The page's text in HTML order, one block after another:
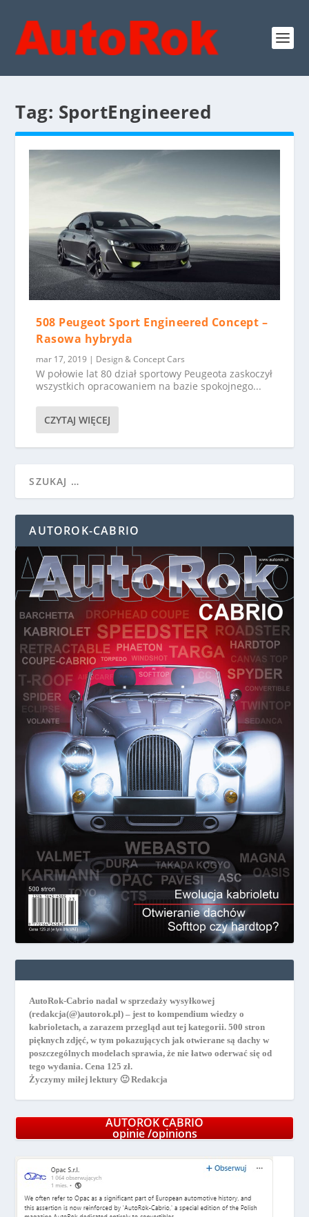
Tag: SportEngineered
508 Peugeot Sport Engineered Concept –
Rasowa hybryda
mar 17, 2019 | Design & Concept Cars
W połowie lat 80 dział sportowy Peugeota zaskoczył
wszystkich opracowaniem na bazie spokojnego...
CZYTAJ WIĘCEJ
AUTOROK-CABRIO
AutoRok-Cabrio nadal w sprzedaży wysyłkowej
(redakcja(@)autorok.pl) – jest to kompendium wiedzy o
kabrioletach, a zarazem przegląd aut tej kategorii. 500 stron
pięknych zdjęć, w tym pokazujących jak otwierane są dachy w
poszczególnych modelach sprawia, że nie łatwo oderwać się od
tego wydania. Cena 125 zł.
Życzymy miłej lektury 🙂 Redakcja
AUTOROK CABRIO
opinie /opinions